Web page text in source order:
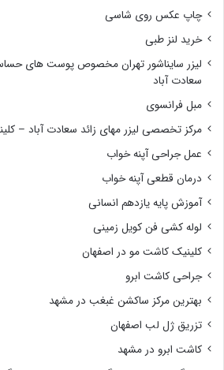
چاپ عکس روی شاسی
خرید لنز طبی
لیزر سایناشور تهران مخصوص پوست های
سعادت آباد
مبل فرانسوی
مرکز تخصصی لیزر مهای زائد سعادت آباد –
عمل جراحی آپنه خواب
درمان قطعی آپنه خواب
آموزش پایه یازدهم انسانی
لوله کشی فن کویل زمینی
کلینیک کاشت مو در اصفهان
جراحی کاشت ابرو
بهترین مرکز ساکشن غبغب در مشهد
تزریق ژل لب اصفهان
کاشت ابرو در مشهد